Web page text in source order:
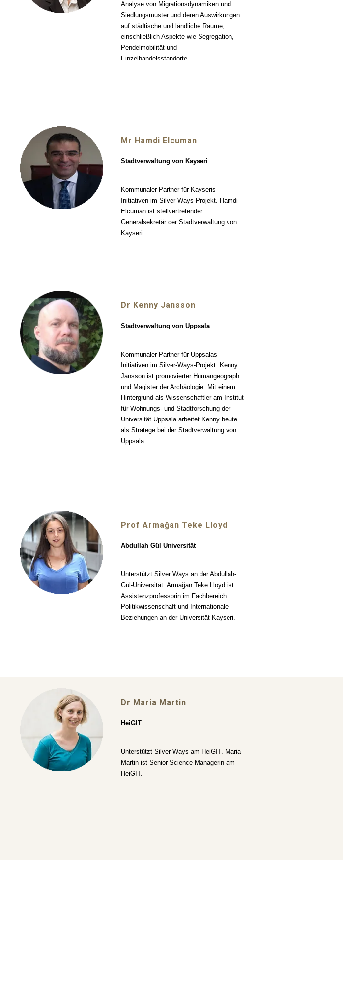
Analyse von Migrationsdynamiken und
Siedlungsmuster und deren Auswirkungen
auf städtische und ländliche Räume,
einschließlich Aspekte wie Segregation,
Pendelmobilität und
Einzelhandelsstandorte.
Mr Hamdi Elcuman
Stadtverwaltung von Kayseri
Kommunaler Partner für Kayseris
Initiativen im Silver-Ways-Projekt. Hamdi
Elcuman ist stellvertretender
Generalsekretär der Stadtverwaltung von
Kayseri.
Dr Kenny Jansson
Stadtverwaltung von Uppsala
Kommunaler Partner für Uppsalas
Initiativen im Silver-Ways-Projekt. Kenny
Jansson ist promovierter Humangeograph
und Magister der Archäologie. Mit einem
Hintergrund als Wissenschaftler am Institut
für Wohnungs- und Stadtforschung der
Universität Uppsala arbeitet Kenny heute
als Stratege bei der Stadtverwaltung von
Uppsala.
ProfArmağan Teke Lloyd
Abdullah Gül Universität
Unterstützt Silver Ways an der Abdullah-
Gül-Universität. Armağan Teke Lloyd ist
Assistenzprofessorin im Fachbereich
Politikwissenschaft und Internationale
Beziehungen an der Universität Kayseri.
Dr Maria Martin
HeiGIT
Unterstützt Silver Ways am HeiGIT. Maria
Martin ist Senior Science Managerin am
HeiGIT.